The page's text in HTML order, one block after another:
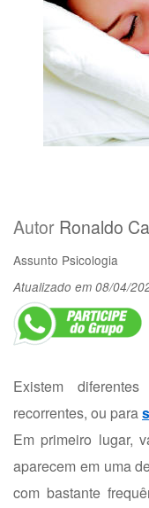
Autor Ronaldo
Assunto Psicologia
Atualizado em 08/04/
Existem
recorrentes, ou para
Em primeiro lugar,
aparecem em uma
com bastante